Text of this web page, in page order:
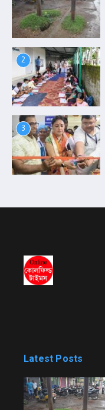
2
3
Latest Posts